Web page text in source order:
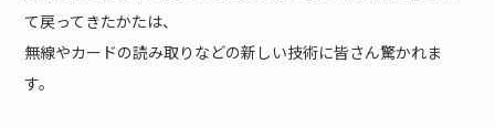
て戻ってきたかたは、
無線やカードの読み取りなどの新しい技術に皆さん驚かれま
す。